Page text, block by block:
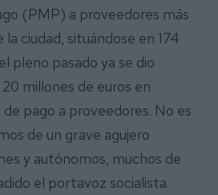
(PMP) a proveedores más
ciudad, situándose en 174
pleno pasado ya se dio
millones de euros en
pago a proveedores. No es
de un grave agujero
y autónomos, muchos de
el portavoz socialista.